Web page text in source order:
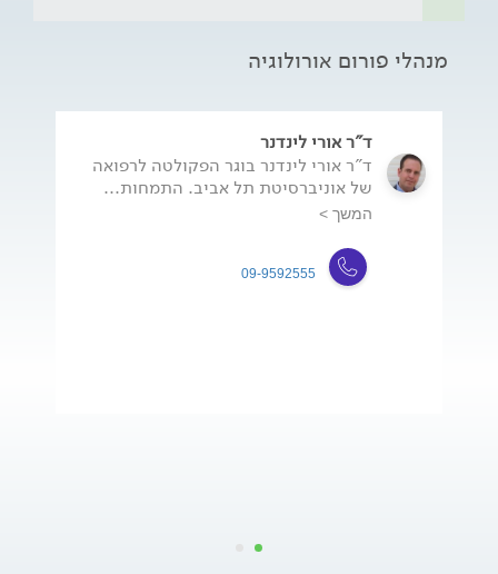
מנהלי פורום אורולוגיה
ד"ר אורי לינדנר
ד"ר אורי לינדנר בוגר הפקולטה לרפואה
של אוניברסיטת תל אביב. התמחות...
המשך >
09-9592555